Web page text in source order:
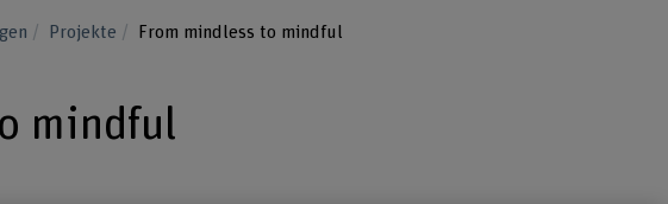
Projekte From mindless to mindful
mindful